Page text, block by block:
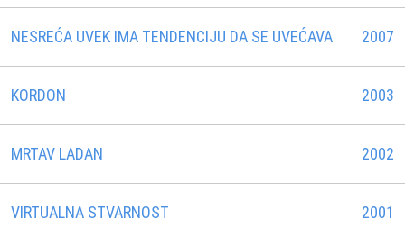
NESREĆA UVEK IMA TENDENCIJU DA SE UVEĆAVA 2007
KORDON 2003
MRTAV LADAN 2002
VIRTUALNA STVARNOST 2001